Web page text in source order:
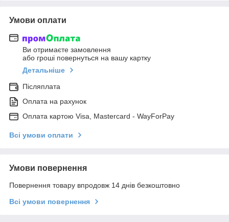
Умови оплати
Ви отримаєте замовлення
або гроші повернуться на вашу картку
Детальніше
Післяплата
Оплата на рахунок
Оплата картою Visa, Mastercard - WayForPay
Всі умови оплати
Умови повернення
Повернення товару впродовж 14 днів безкоштовно
Всі умови повернення